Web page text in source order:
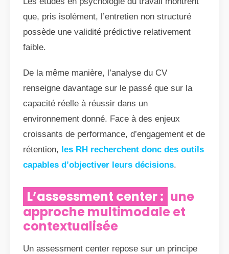
que, pris isolément, l’entretien non structuré
possède une validité prédictive relativement
faible.
De la même manière, l’analyse du CV
renseigne davantage sur le passé que sur la
capacité réelle à réussir dans un
environnement donné. Face à des enjeux
croissants de performance, d’engagement et de
rétention, les RH recherchent donc des outils
capables d’objectiver leurs décisions.
L’assessment center : une
approche multimodale et
contextualisée
Un assessment center repose sur un principe